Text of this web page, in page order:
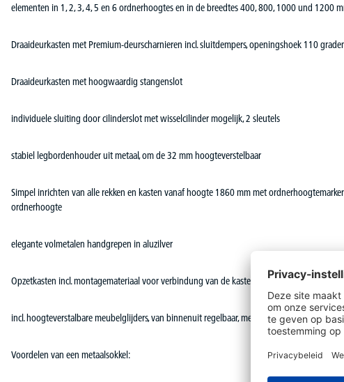
elementen in 1, 2, 3, 4, 5 en 6 ordnerhoogtes en in de breedtes 400, 800, 1000 und 1200
Draaideurkasten met Premium-deurscharnieren incl. sluitdempers, openingshoek 110
Draaideurkasten met hoogwaardig stangenslot
individuele sluiting door cilinderslot met wisselcilinder mogelijk, 2 sleutels
stabiel legbordenhouder uit metaal, om de 32 mm hoogteverstelbaar
Simpel inrichten van alle rekken en kasten vanaf hoogte 1860 mm met
ordnerhoogte
elegante volmetalen handgrepen in aluzilver
Opzetkasten incl. montagemateriaal voor verbindung van de kasten
incl. hoogteverstalbare meubelglijders, van binnenuit regelbaar, metaalsokkel optionaal
Voordelen van een metaalsokkel: